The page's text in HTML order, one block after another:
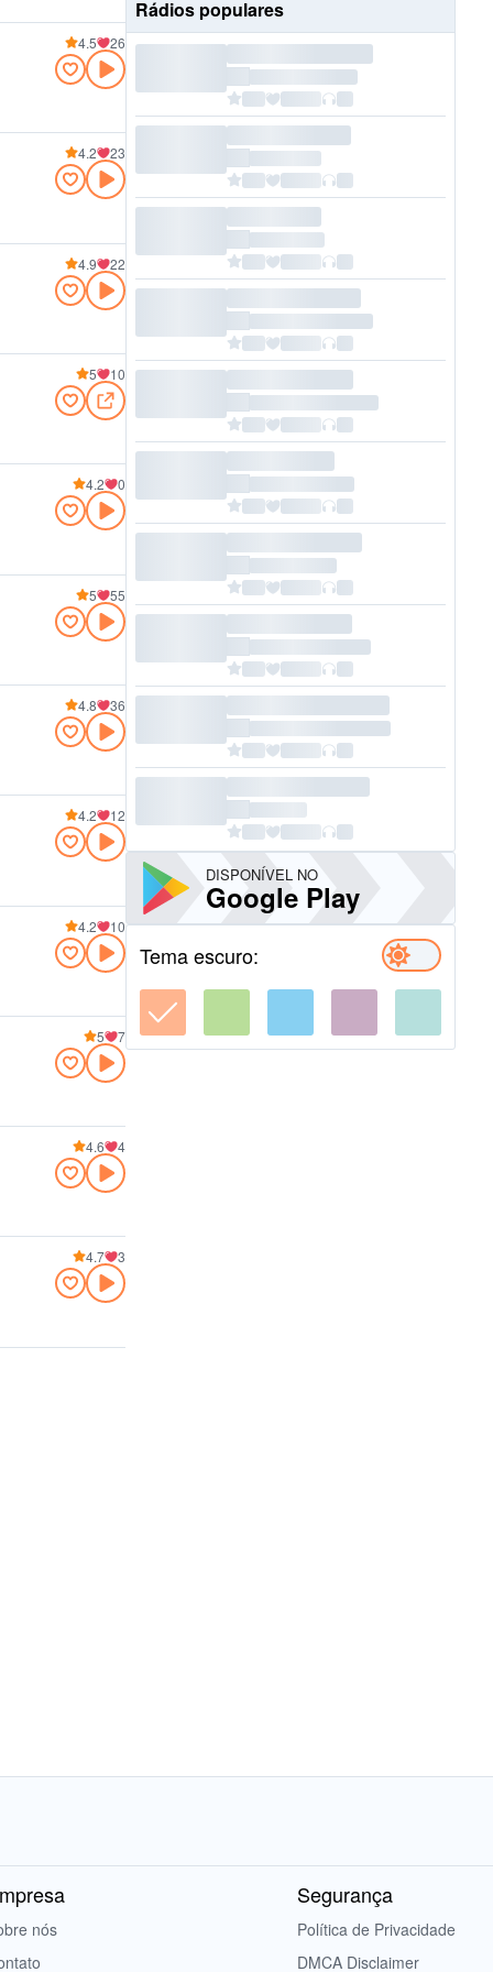
4.5 26
4.2 23
4.9 22
5 10
4.2 0
5 55
4.8 36
4.2 12
4.2 10
5 7
4.6 4
4.7 3
Rádios populares
DISPONÍVEL NO
Google Play
Tema escuro:
nós
Segurança
Política de Privacidade
DMCA Disclaimer